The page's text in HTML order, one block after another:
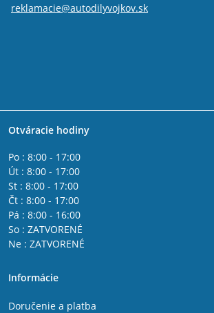
reklamacie@autodilyvojkov.sk
Otváracie hodiny
Po : 8:00 - 17:00
Út : 8:00 - 17:00
St : 8:00 - 17:00
Čt : 8:00 - 17:00
Pá : 8:00 - 16:00
So : ZATVORENÉ
Ne : ZATVORENÉ
Informácie
Doručenie a platba